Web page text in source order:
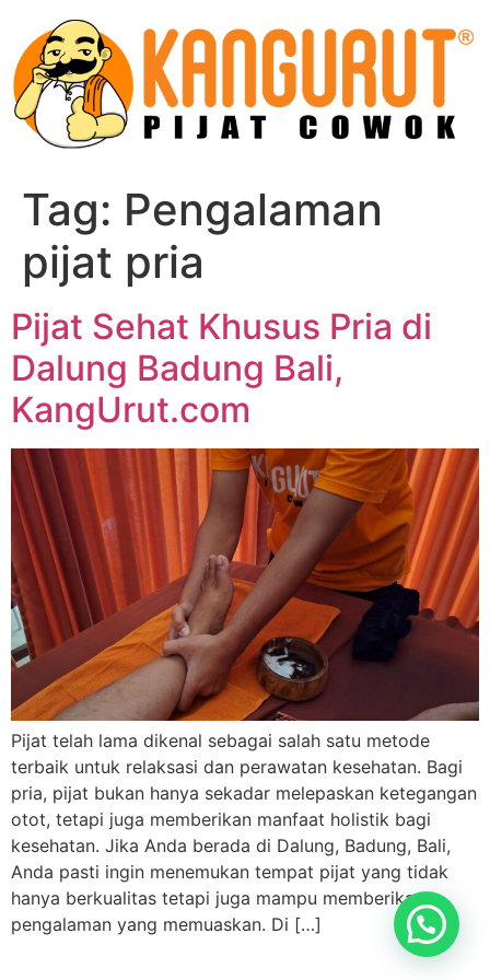
content
Tag: Pengalaman
pijat pria
Pijat Sehat Khusus Pria di
Dalung Badung Bali,
KangUrut.com
Pijat telah lama dikenal sebagai salah satu metode
terbaik untuk relaksasi dan perawatan kesehatan. Bagi
pria, pijat bukan hanya sekadar melepaskan ketegangan
otot, tetapi juga memberikan manfaat holistik bagi
kesehatan. Jika Anda berada di Dalung, Badung, Bali,
Anda pasti ingin menemukan tempat pijat yang tidak
hanya berkualitas tetapi juga mampu memberikan
pengalaman yang memuaskan. Di […]